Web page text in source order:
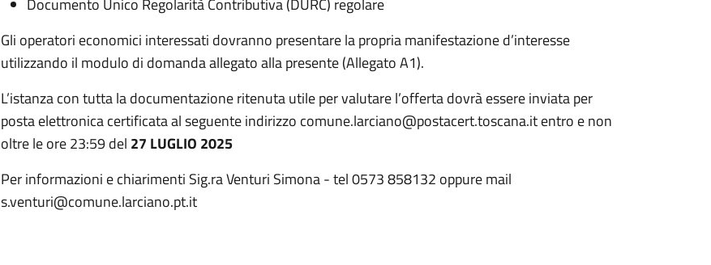
Documento Unico Regolarità Contributiva (DURC) regolare
Gli operatori economici interessati dovranno presentare la propria manifestazione d’interesse
utilizzando il modulo di domanda allegato alla presente (Allegato A1).
L’istanza con tutta la documentazione ritenuta utile per valutare l’offerta dovrà essere inviata per
posta elettronica certificata al seguente indirizzo comune.larciano@postacert.toscana.it entro e non
oltre le ore 23:59 del 27 LUGLIO 2025
Per informazioni e chiarimenti Sig.ra Venturi Simona - tel 0573 858132 oppure mail
s.venturi@comune.larciano.pt.it